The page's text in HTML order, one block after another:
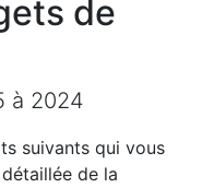
de
à 2024
suivants qui vous
de la